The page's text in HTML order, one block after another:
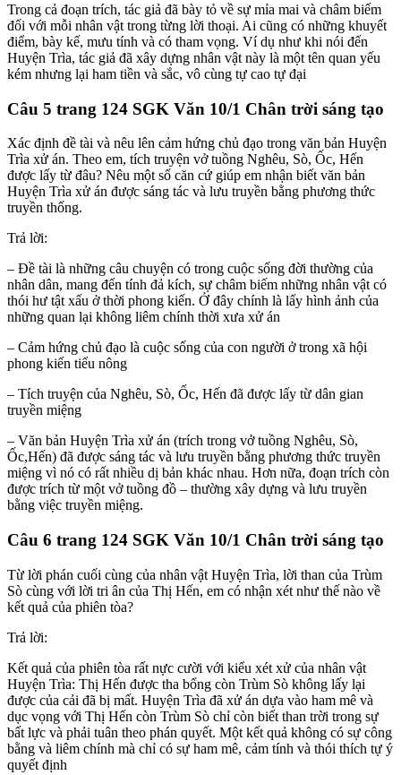
Trong cả đoạn trích, tác giả đã bày tỏ về sự mỉa mai và châm biếm
đối với mỗi nhân vật trong từng lời thoại. Ai cũng có những khuyết
điểm, bày kế, mưu tính và có tham vọng. Ví dụ như khi nói đến
Huyện Trìa, tác giả đã xây dựng nhân vật này là một tên quan yếu
kém nhưng lại ham tiền và sắc, vô cùng tự cao tự đại
Câu 5 trang 124 SGK Văn 10/1 Chân trời sáng tạo
Xác định đề tài và nêu lên cảm hứng chủ đạo trong văn bản Huyện
Trìa xử án. Theo em, tích truyện vở tuồng Nghêu, Sò, Ốc, Hến
được lấy từ đâu? Nêu một số căn cứ giúp em nhận biết văn bản
Huyện Trìa xử án được sáng tác và lưu truyền bằng phương thức
truyền thống.
Trả lời:
– Đề tài là những câu chuyện có trong cuộc sống đời thường của
nhân dân, mang đến tính đả kích, sự châm biếm những nhân vật có
thói hư tật xấu ở thời phong kiến. Ở đây chính là lấy hình ảnh của
những quan lại không liêm chính thời xưa xử án
– Cảm hứng chủ đạo là cuộc sống của con người ở trong xã hội
phong kiến tiểu nông
– Tích truyện của Nghêu, Sò, Ốc, Hến đã được lấy từ dân gian
truyền miệng
– Văn bản Huyện Trìa xử án (trích trong vở tuồng Nghêu, Sò,
Ốc,Hến) đã được sáng tác và lưu truyền bằng phương thức truyền
miệng vì nó có rất nhiều dị bản khác nhau. Hơn nữa, đoạn trích còn
được trích từ một vở tuồng đồ – thường xây dựng và lưu truyền
bằng việc truyền miệng.
Câu 6 trang 124 SGK Văn 10/1 Chân trời sáng tạo
Từ lời phán cuối cùng của nhân vật Huyện Trìa, lời than của Trùm
Sò cùng với lời tri ân của Thị Hến, em có nhận xét như thế nào về
kết quả của phiên tòa?
Trả lời:
Kết quả của phiên tòa rất nực cười với kiểu xét xử của nhân vật
Huyện Trìa: Thị Hến được tha bổng còn Trùm Sò không lấy lại
được của cải đã bị mất. Huyện Trìa đã xử án dựa vào ham mê và
dục vọng với Thị Hến còn Trùm Sò chỉ còn biết than trời trong sự
bất lực và phải tuân theo phán quyết. Một kết quả không có sự công
bằng và liêm chính mà chỉ có sự ham mê, cảm tính và thói thích tự ý
quyết định